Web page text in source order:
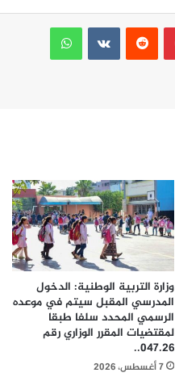
بينتيريست
واتساب
وزارة التربية الوطنية: الدخول
المدرسي المقبل سیتم في موعده
الرسمي المحدد سلفا طبقا
لمقتضیات المقرر الوزاري رقم
047.26..
7 أغسطس، 2026